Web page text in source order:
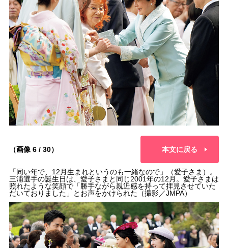
（画像 6 / 30） 本文に戻る
「同い年で、12月生まれというのも一緒なので」（愛子さま）。
三浦選手の誕生日は、愛子さまと同じ2001年の12月。愛子さまは
照れたような笑顔で「勝手ながら親近感を持って拝見させていた
だいておりました」とお声をかけられた（撮影／JMPA）